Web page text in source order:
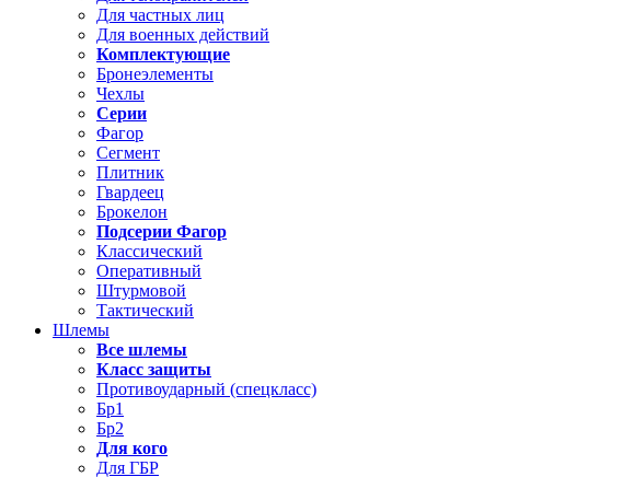
Для частных лиц
Для военных действий
Комплектующие
Бронеэлементы
Чехлы
Серии
Фагор
Сегмент
Плитник
Гвардеец
Брокелон
Подсерии Фагор
Классический
Оперативный
Штурмовой
Тактический
Шлемы
Все шлемы
Класс защиты
Противоударный (спецкласс)
Бр1
Бр2
Для кого
Для ГБР